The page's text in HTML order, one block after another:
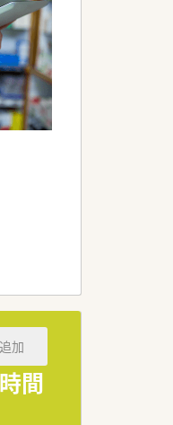
間
加